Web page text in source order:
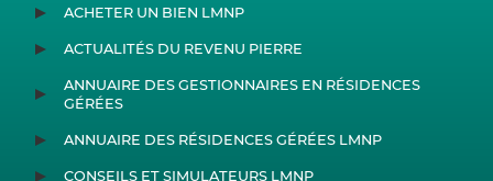
ACHETER UN BIEN LMNP
ACTUALITÉS DU REVENU PIERRE
ANNUAIRE DES GESTIONNAIRES EN RÉSIDENCES
GÉRÉES
ANNUAIRE DES RÉSIDENCES GÉRÉES LMNP
CONSEILS ET SIMULATEURS LMNP